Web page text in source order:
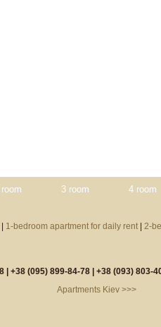
3 room 4 room
1-bedroom apartment for daily rent 2-
| +38 (095) 899-84-78 | +38 (093) 803-
Apartments Kiev >>>